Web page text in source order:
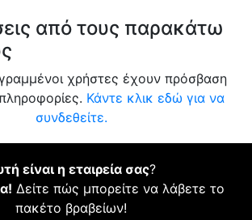
από τους παρακάτω
χρήστες έχουν πρόσβαση
Κάντε κλικ εδώ για να
συνδεθείτε.
είναι η εταιρεία σας?
Δείτε πώς μπορείτε να λάβετε το
πακέτο βραβείων!